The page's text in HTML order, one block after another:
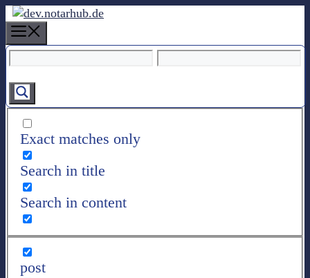
u
m
a
g
e
Exact matches only
Search in title
Search in content
post